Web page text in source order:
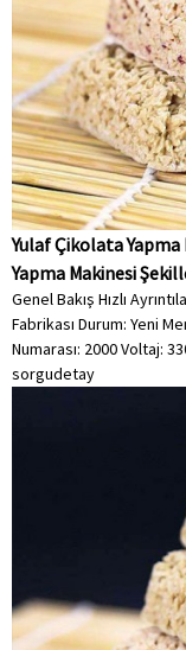
Yulaf Çikolata
Yapma Makinesi
Genel Bakış Hızlı
Fabrikası Durum: Yeni
Numarası: 2000 Voltaj:
sorgudetay